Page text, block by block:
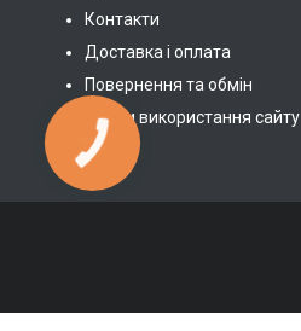
Контакти
Доставка і оплата
Повернення та обмін
Умови використання сайту